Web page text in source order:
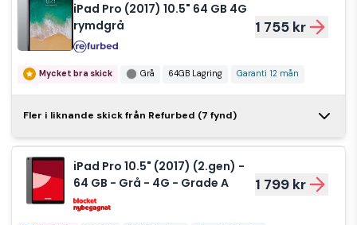
Mycket bra skick
64GB Lagring
iPad Pro (2017) 10.5" 64 GB 4G
rymdgrå
1 755 kr
Mycket bra skick Grå 64GB Lagring Garanti 12 mån
iPad Pro (2017)
rymdgrå
Mycket bra skick Grå 256GB Lagring
Garanti 12 mån
Fler i liknande skick från Refurbed (7 fynd)
iPad Pro 10.5" (2017) (2.gen) -
64 GB - Grå - 4G - Grade A
1 799 kr